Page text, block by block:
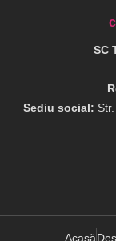
SC
Sediu social:
Acasă